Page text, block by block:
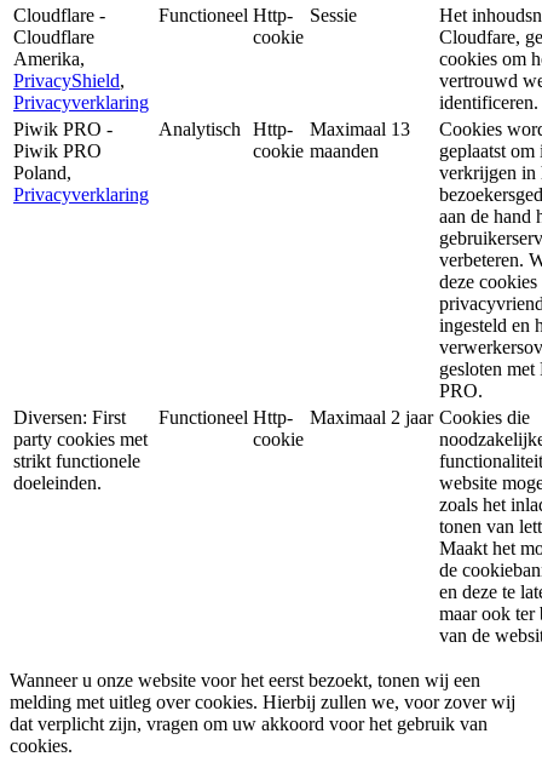
Cloudflare -
Cloudflare
Amerika,
PrivacyShield,
Privacyverklaring
Functioneel Http-
cookie
Sessie
Het
Cloudfare,
cookies om
vertrouwd
identificeren.
Piwik PRO -
Piwik PRO
Poland,
Privacyverklaring
Analytisch
Http-
cookie
Maximaal 13
maanden
Cookies
geplaatst om
verkrijgen in
aan de hand
verbeteren.
deze cookies
ingesteld en
gesloten
PRO.
Diversen: First
party cookies met
strikt functionele
doeleinden.
Functioneel Http-
cookie
Maximaal 2 jaar Cookies die
website
zoals het
tonen van
Maakt het
de
en deze te
maar ook
van de
Wanneer u onze website voor het eerst bezoekt, tonen wij een
melding met uitleg over cookies. Hierbij zullen we, voor zover wij
dat verplicht zijn, vragen om uw akkoord voor het gebruik van
cookies.